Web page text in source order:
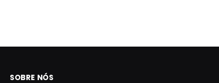
SOBRE NÓS